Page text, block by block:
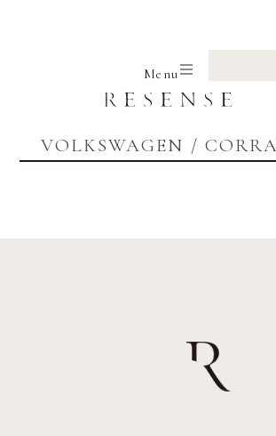
Menu
CORRADO
VOLKSWAGEN /